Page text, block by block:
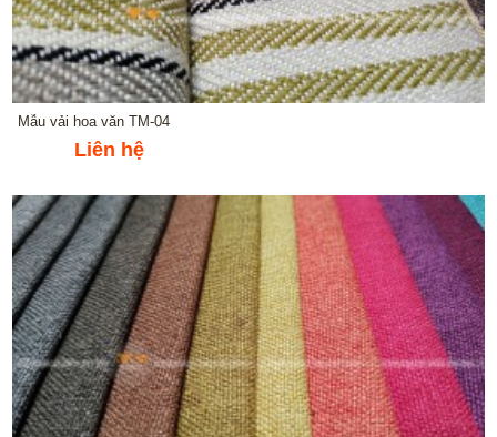
Mẫu vải hoa văn TM-04
Liên hệ